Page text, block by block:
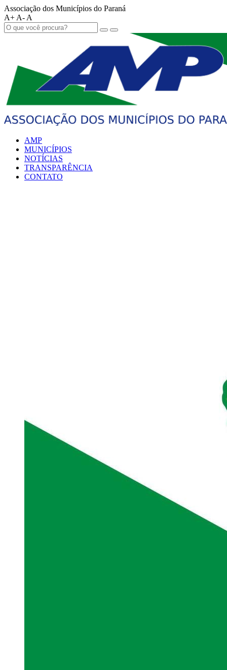
Associação dos Municípios do Paraná
A+ A- A
AMP
MUNICÍPIOS
NOTÍCIAS
TRANSPARÊNCIA
CONTATO